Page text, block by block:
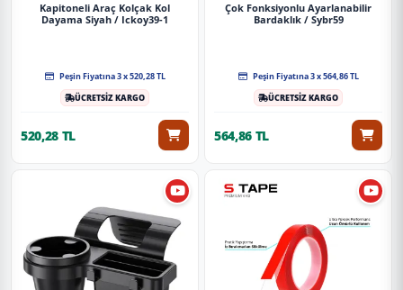
Kapitoneli Araç Kolçak Kol
Dayama Siyah / Ickoy39-1
Peşin Fiyatına 3 x 520,28 TL
ÜCRETSİZ KARGO
520,28 TL
Çok Fonksiyonlu Ayarlanabilir
Bardaklık / Sybr59
Peşin Fiyatına 3 x 564,86 TL
ÜCRETSİZ KARGO
564,86 TL